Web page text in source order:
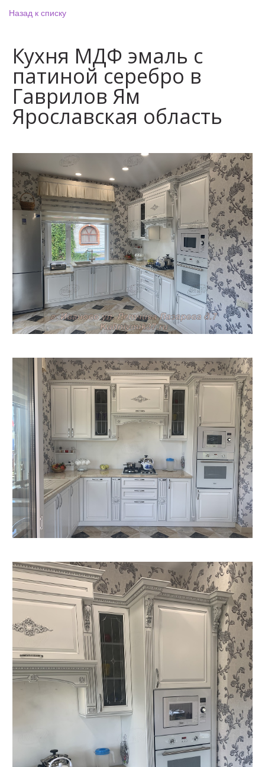
Назад к списку
Кухня МДФ эмаль с
патиной серебро в
Гаврилов Ям
Ярославская область